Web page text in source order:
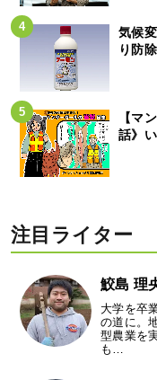
気候
り防
【マ
話》
注目ライター
鮫島 理
大学を卒
の道に。
型農業を
も…